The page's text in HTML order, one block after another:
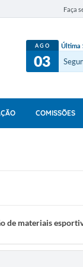
Faça
AGO
03
Última
COMISSÕES
de materiais